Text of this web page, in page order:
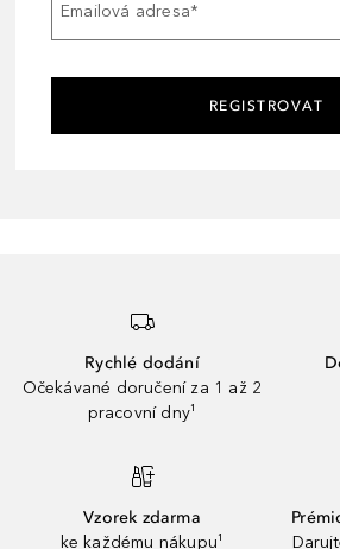
Emailová adresa*
REGISTROVAT
Rychlé dodání
Očekávané doručení za 1 až 2
pracovní dny¹
Vzorek zdarma
ke každému nákupu¹